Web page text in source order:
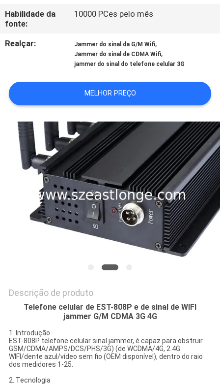
NOS
CASOS
SOLICITE UM
ORÇAMENTO
MAPA
PRIVACY
Habilidade da
fonte:
10000 PCes pelo mês
Realçar: Jammer do sinal da G/M Wifi,
Jammer do sinal de CDMA Wifi,
jammer do sinal do telefone celular 3G
MELHOR PREÇO
Descrição de produto
Telefone celular de EST-808P e de sinal de WIFI
jammer G/M CDMA 3G 4G
1. Introdução
EST-808P telefone celular sinal jammer, é capaz para obstruir
GSM/CDMA/AMPS/DCS/PHS/3G) (de WCDMA/4G, 2.4G
WIFI/dente azul/vídeo sem fio (OEM disponível), dentro do raio
dos medidores 1-25.
2. Tecnologia